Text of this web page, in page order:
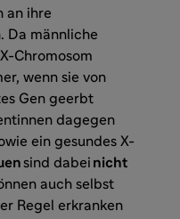
an ihre
Da männliche
Chromosom
wenn sie von
Gen geerbt
dagegen
ein gesundes X-
sind dabei nicht
auch selbst
Regel erkranken